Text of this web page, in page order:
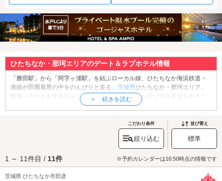
ひたちなか・那珂エリアのデート＆ラブホテル情報
「勝田駅」から「阿字ヶ浦駅」を結ぶローカル線、ひたちなか海浜鉄道・
湊線が田園風景の中をのんびりと走る、 茨城県ひたちなか・那珂エリア。
観光・デートをするなら「国営ひたち海浜公園
」へ行ってみませんか？こ
ちらは約200ヘクタールの広大な敷地に季節ごとの花が咲く国営公園です。
染め上げるネモフィラと空の青が溶け合う幻想的な風景は思わず息をのむ
美しさです。神社仏閣巡りのお好きなカップルには、856年に創建された歴
」がおすすめ。病気平癒や健康長寿のご利益が
あるこちらの神社ですが、ジャンボ宝くじの高額当選者が亀の石像を奉納
したことから、当選祈願に訪れる方も多いそうです。お腹が空いたら「那
珂湊おさかな市場」へ行ってみましょう。こちらでは獲れたてのお魚を味
わえる海鮮丼や握り寿司をお腹いっぱい楽しんでくださいね。観光・デー
こだわり条件
絞り込む
並び替え
標準
1 ～ 11件目 / 11件 ※予約カレンダーは16:50時点の情報です
茨城県 ひたちなか市田彦